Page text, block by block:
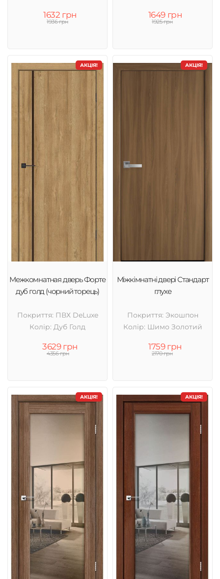
1632 грн
1936 грн
1649 грн
1925 грн
АКЦІЯ!
Межкомнатная дверь Форте
дуб голд (чорний торець)
Покриття: ПВХ DeLuxe
Колір: Дуб Голд
3629 грн
4356 грн
АКЦІЯ!
Міжкімнатні двері Стандарт
глухе
Покриття: Экошпон
Колір: Шимо Золотий
1759 грн
2170 грн
АКЦІЯ! АКЦІЯ!